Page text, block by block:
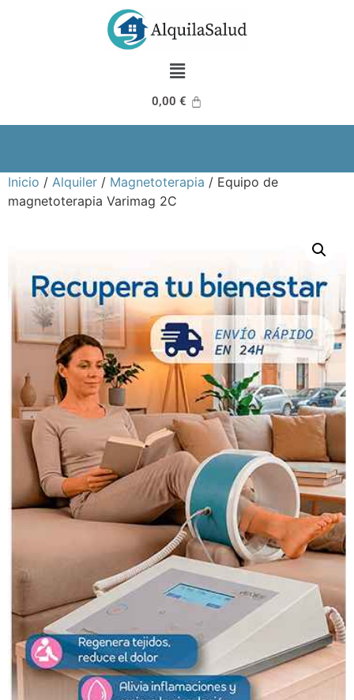
0,00€
Inicio / Alquiler / Magnetoterapia / Equipo de
magnetoterapia Varimag 2C